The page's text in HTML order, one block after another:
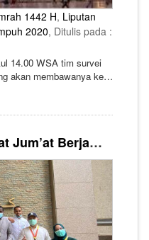
1442 H, Liputan
2020, Ditulis pada :
14.00 WSA tim survei
akan membawanya ke
di dalam bis yang
oleh kokohnya
Mereka hanya
diterjemahkan. Yang
yang menari-nari,
lagi. Teringat jelas
saat
telapaknya mampu
kucuran air mata.
6 hari di Makkah.
bercengkrama dengan
Hadiah Istimewa Shalat Jum’at Berjamaah di Masjidil Haram, Yaa اللّٰه , Panggil Kami Kembali Untuk Menyentuh Rumah-Mu ...